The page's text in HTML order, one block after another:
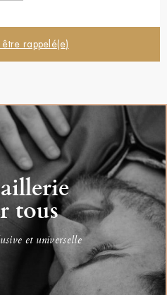
rappelé(e)
tous
et universelle